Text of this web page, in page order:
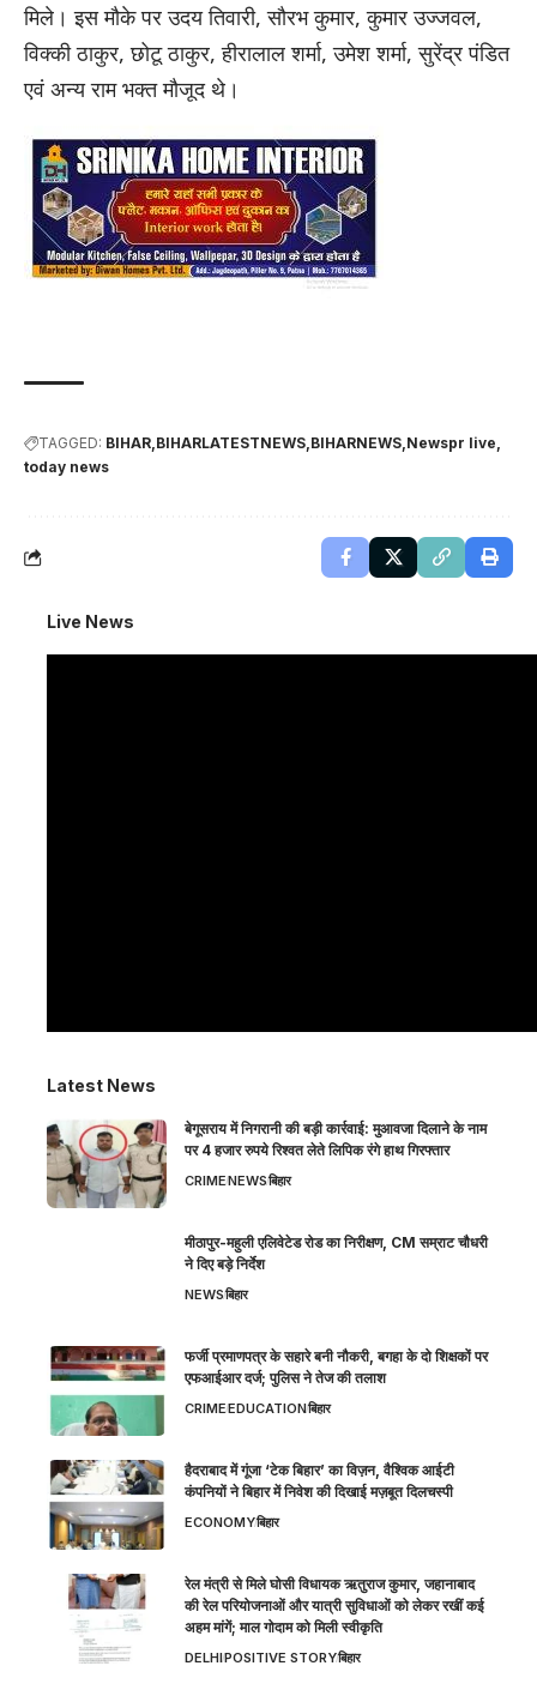
मिले। इस मौके पर उदय तिवारी, सौरभ कुमार, कुमार उज्जवल,
विक्की ठाकुर, छोटू ठाकुर, हीरालाल शर्मा, उमेश शर्मा, सुरेंद्र पंडित
एवं अन्य राम भक्त मौजूद थे।
TAGGED: BIHAR BIHARLATESTNEWS BIHARNEWS Newspr live
today news
Live News
Latest News
बेगूसराय में निगरानी की बड़ी कार्रवाई: मुआवजा दिलाने के नाम
पर 4 हजार रुपये रिश्वत लेते लिपिक रंगे हाथ गिरफ्तार
CRIMENEWSबिहार
मीठापुर-महुली एलिवेटेड रोड का निरीक्षण, CM सम्राट चौधरी
ने दिए बड़े निर्देश
NEWSबिहार
फर्जी प्रमाणपत्र के सहारे बनी नौकरी, बगहा के दो शिक्षकों पर
एफआईआर दर्ज; पुलिस ने तेज की तलाश
CRIMEEDUCATIONबिहार
हैदराबाद में गूंजा ‘टेक बिहार’ का विज़न, वैश्विक आईटी
कंपनियों ने बिहार में निवेश की दिखाई मज़बूत दिलचस्पी
ECONOMYबिहार
रेल मंत्री से मिले घोसी विधायक ऋतुराज कुमार, जहानाबाद
की रेल परियोजनाओं और यात्री सुविधाओं को लेकर रखीं कई
अहम मांगें; माल गोदाम को मिली स्वीकृति
DELHIPOSITIVE STORYबिहार